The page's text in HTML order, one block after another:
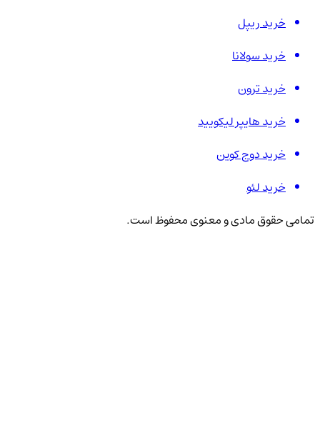
خرید ریپل
خرید سولانا
خرید ترون
خرید هایپر لیکویید
خرید دوج کوین
خرید لئو
تمامی حقوق مادی و معنوی محفوظ است.